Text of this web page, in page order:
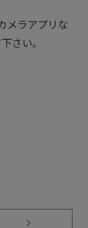
メラアプリな
さい。